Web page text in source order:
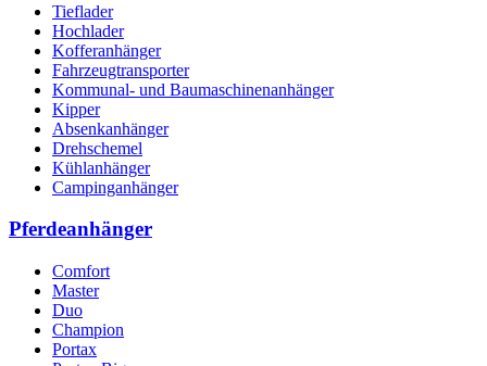
Tieflader
Hochlader
Kofferanhänger
Fahrzeugtransporter
Kommunal- und Baumaschinenanhänger
Kipper
Absenkanhänger
Drehschemel
Kühlanhänger
Campinganhänger
Pferdeanhänger
Comfort
Master
Duo
Champion
Portax